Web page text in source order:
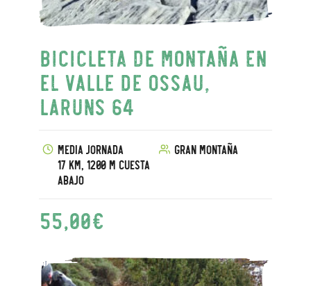
Bicicleta de montaña en
el valle de Ossau,
Laruns 64
Media jornada
17 km, 1200 m cuesta
abajo
Gran montaña
55,00€